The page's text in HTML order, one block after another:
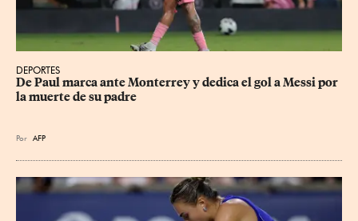
DEPORTES
De Paul marca ante Monterrey y dedica el gol a Messi por
la muerte de su padre
Por AFP